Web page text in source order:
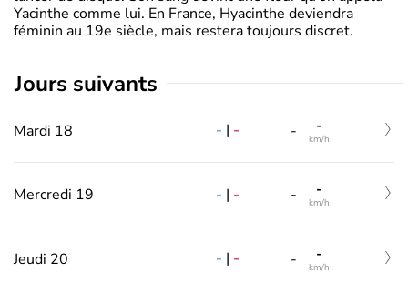
Yacinthe comme lui. En France, Hyacinthe deviendra
féminin au 19e siècle, mais restera toujours discret.
jours suivants
Mardi 18 - | - - -
km/h
Mercredi 19 - | - - -
km/h
Jeudi 20 - | - - -
km/h